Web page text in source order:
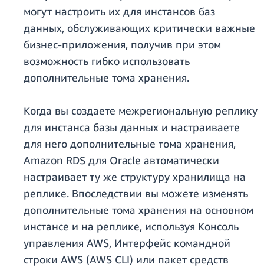
могут настроить их для инстансов баз
данных, обслуживающих критически важные
бизнес-приложения, получив при этом
возможность гибко использовать
дополнительные тома хранения.
Когда вы создаете межрегиональную реплику
для инстанса базы данных и настраиваете
для него дополнительные тома хранения,
Amazon RDS для Oracle автоматически
настраивает ту же структуру хранилища на
реплике. Впоследствии вы можете изменять
дополнительные тома хранения на основном
инстансе и на реплике, используя Консоль
управления AWS, Интерфейс командной
строки AWS (AWS CLI) или пакет средств